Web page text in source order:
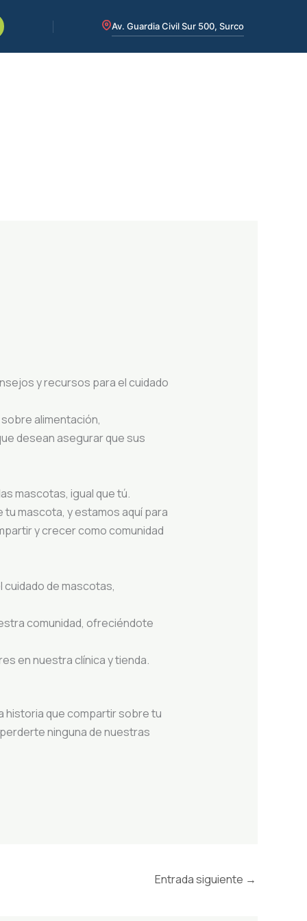
Av. Guardia Civil Sur 500, Surco
y recursos para el cuidado
alimentación,
desean asegurar que sus
mascotas, igual que tú.
mascota, y estamos aquí para
y crecer como comunidad
de mascotas,
comunidad, ofreciéndote
en nuestra clínica y tienda.
historia que compartir sobre tu
ninguna de nuestras
Entrada siguiente →